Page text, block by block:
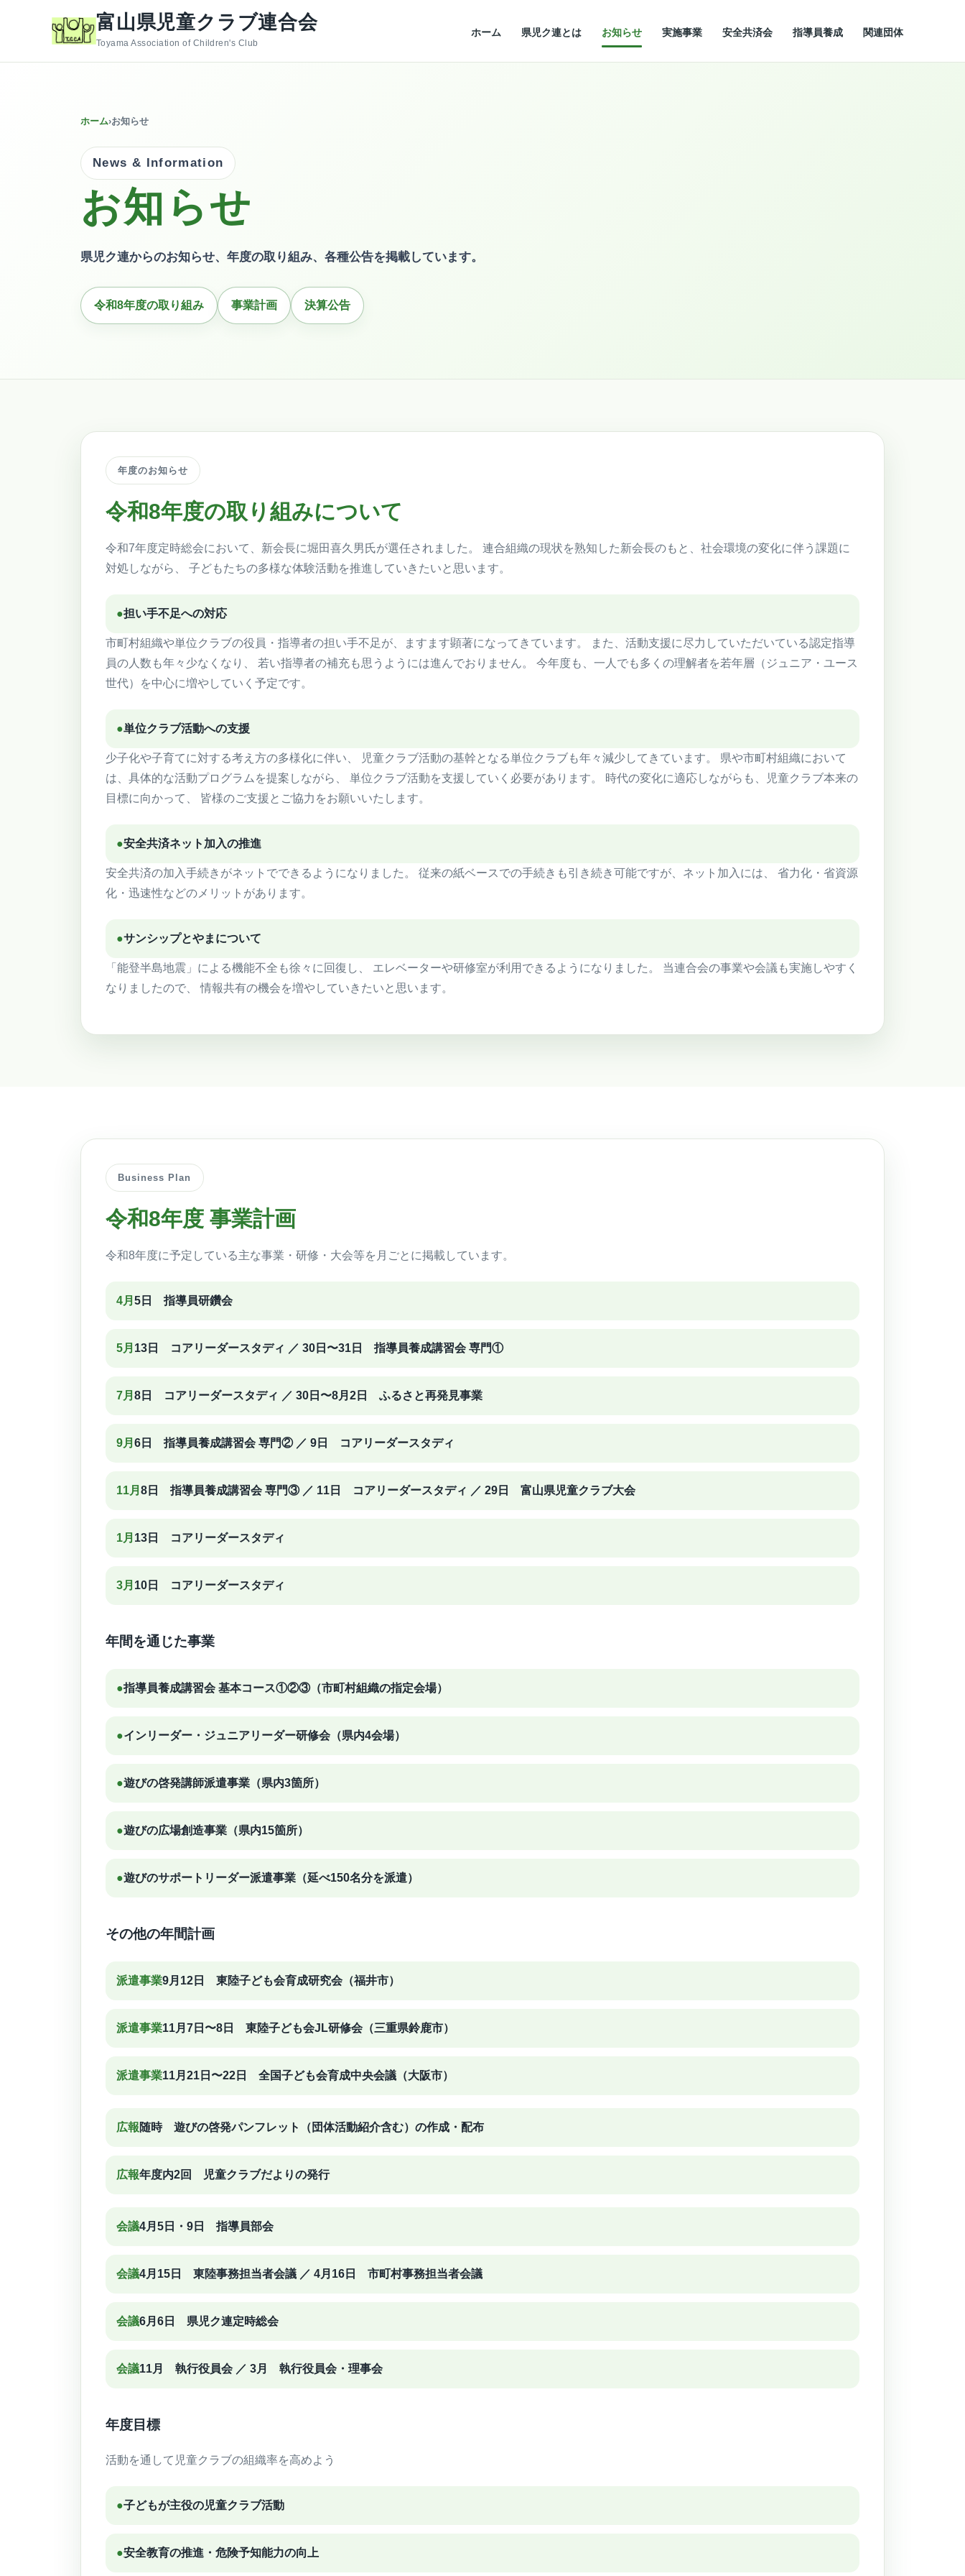
富山県児童クラブ連合会
Toyama Association of Children's Club
ホーム 県児ク連とは お知らせ 実施事業 安全共済会 指導員養成 関連団体
ホーム›お知らせ
News & Information
お知らせ
県児ク連からのお知らせ、年度の取り組み、各種公告を掲載しています。
令和8年度の取り組み 事業計画 決算公告
年度のお知らせ
令和8年度の取り組みについて
令和7年度定時総会において、新会長に堀田喜久男氏が選任されました。 連合組織の現状を熟知した新会長のもと、社会環境の変化に伴う課題に
対処しながら、 子どもたちの多様な体験活動を推進していきたいと思います。
●担い手不足への対応
市町村組織や単位クラブの役員・指導者の担い手不足が、ますます顕著になってきています。 また、活動支援に尽力していただいている認定指導
員の人数も年々少なくなり、 若い指導者の補充も思うようには進んでおりません。 今年度も、一人でも多くの理解者を若年層（ジュニア・ユース
世代）を中心に増やしていく予定です。
●単位クラブ活動への支援
少子化や子育てに対する考え方の多様化に伴い、 児童クラブ活動の基幹となる単位クラブも年々減少してきています。 県や市町村組織において
は、具体的な活動プログラムを提案しながら、 単位クラブ活動を支援していく必要があります。 時代の変化に適応しながらも、児童クラブ本来の
目標に向かって、 皆様のご支援とご協力をお願いいたします。
●安全共済ネット加入の推進
安全共済の加入手続きがネットでできるようになりました。 従来の紙ベースでの手続きも引き続き可能ですが、ネット加入には、 省力化・省資源
化・迅速性などのメリットがあります。
●サンシップとやまについて
「能登半島地震」による機能不全も徐々に回復し、 エレベーターや研修室が利用できるようになりました。 当連合会の事業や会議も実施しやすく
なりましたので、 情報共有の機会を増やしていきたいと思います。
Business Plan
令和8年度 事業計画
令和8年度に予定している主な事業・研修・大会等を月ごとに掲載しています。
4月 5日 指導員研鑽会
5月 13日 コアリーダースタディ ／ 30日〜31日 指導員養成講習会 専門①
7月 8日 コアリーダースタディ ／ 30日〜8月2日 ふるさと再発見事業
9月 6日 指導員養成講習会 専門② ／ 9日 コアリーダースタディ
11月 8日 指導員養成講習会 専門③ ／ 11日 コアリーダースタディ ／ 29日 富山県児童クラブ大会
1月 13日 コアリーダースタディ
3月 10日 コアリーダースタディ
年間を通じた事業
●指導員養成講習会 基本コース①②③（市町村組織の指定会場）
●インリーダー・ジュニアリーダー研修会（県内4会場）
●遊びの啓発講師派遣事業（県内3箇所）
●遊びの広場創造事業（県内15箇所）
●遊びのサポートリーダー派遣事業（延べ150名分を派遣）
その他の年間計画
派遣事業9月12日 東陸子ども会育成研究会（福井市）
派遣事業11月7日〜8日 東陸子ども会JL研修会（三重県鈴鹿市）
派遣事業11月21日〜22日 全国子ども会育成中央会議（大阪市）
広報随時 遊びの啓発パンフレット（団体活動紹介含む）の作成・配布
広報年度内2回 児童クラブだよりの発行
会議4月5日・9日 指導員部会
会議4月15日 東陸事務担当者会議 ／ 4月16日 市町村事務担当者会議
会議6月6日 県児ク連定時総会
会議11月 執行役員会 ／ 3月 執行役員会・理事会
年度目標
活動を通して児童クラブの組織率を高めよう
●子どもが主役の児童クラブ活動
●安全教育の推進・危険予知能力の向上